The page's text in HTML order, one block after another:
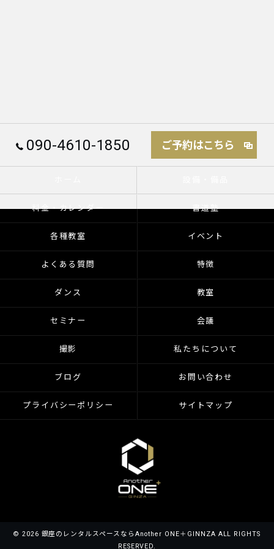
090-4610-1850 ご予約はこちら
料金・カレンダー 書道塾
各種教室 イベント
よくある質問 特徴
ダンス 教室
セミナー 会議
撮影 私たちについて
ブログ お問い合わせ
プライバシーポリシー サイトマップ
© 2026 銀座のレンタルスペースならAnother ONE＋GINNZA ALL RIGHTS
RESERVED.